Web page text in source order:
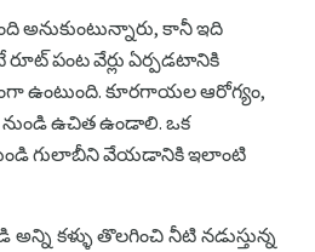
కానీ ఇది
పంట వేర్లు ఏర్పడటానికి
ఉంటుంది. కూరగాయల ఆరోగ్యం,
నుండి ఉచిత ఉండాలి. ఒక
గులాబీని వేయడానికి ఇలాంటి
కళ్ళు తొలగించి నీటి నడుస్తున్న